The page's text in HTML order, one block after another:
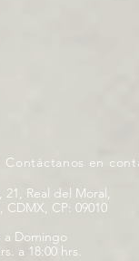
Contáctanos en
21, Real del Moral,
CDMX, CP: 09010
a Domingo
a 18:00 hrs.